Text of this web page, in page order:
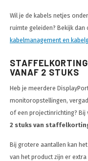
Wil je de kabels netjes
ruimte geleiden? Bekijk
kabelmanagement en
VANAF 2 STUKS
Heb je meerdere
monitoropstellingen,
of een projectinrichting? Bij
2 stuks van
Bij grotere aantallen kan
van het product zijn er